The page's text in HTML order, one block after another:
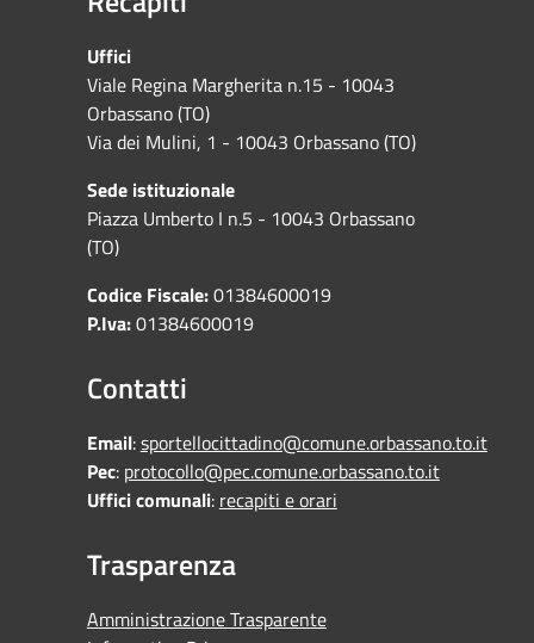
Uffici
Viale Regina Margherita n.15 - 10043
Orbassano (TO)
Via dei Mulini, 1 - 10043 Orbassano (TO)
Sede istituzionale
Piazza Umberto I n.5 - 10043 Orbassano
(TO)
Codice Fiscale:01384600019
P.Iva:01384600019
Contatti
Email:sportellocittadino@comune.orbassano.to.it
Pec: protocollo@pec.comune.orbassano.to.it
Uffici comunali: recapiti e orari
Trasparenza
Amministrazione Trasparente